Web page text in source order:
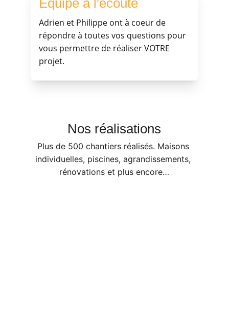
Équipe à l'écoute
Adrien et Philippe ont à coeur de
répondre à toutes vos questions pour
vous permettre de réaliser VOTRE
projet.
Nos réalisations
Plus de 500 chantiers réalisés. Maisons
individuelles, piscines, agrandissements,
rénovations et plus encore…